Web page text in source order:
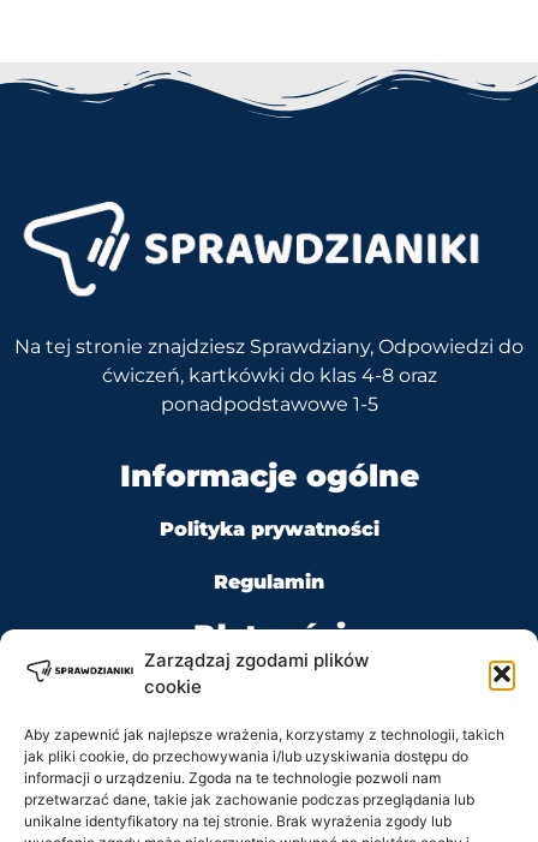
Zarządzaj zgodami plików
cookie
Aby zapewnić jak najlepsze wrażenia, korzystamy z technologii, takich
jak pliki cookie, do przechowywania i/lub uzyskiwania dostępu do
informacji o urządzeniu. Zgoda na te technologie pozwoli nam
przetwarzać dane, takie jak zachowanie podczas przeglądania lub
unikalne identyfikatory na tej stronie. Brak wyrażenia zgody lub
Na tej stronie znajdziesz Sprawdziany, Odpowiedzi do
ćwiczeń, kartkówki do klas 4-8 oraz
ponadpodstawowe 1-5
Informacje ogólne
Polityka prywatności
Regulamin
Płatności
Kontakt
Tel: +48 728 484 484